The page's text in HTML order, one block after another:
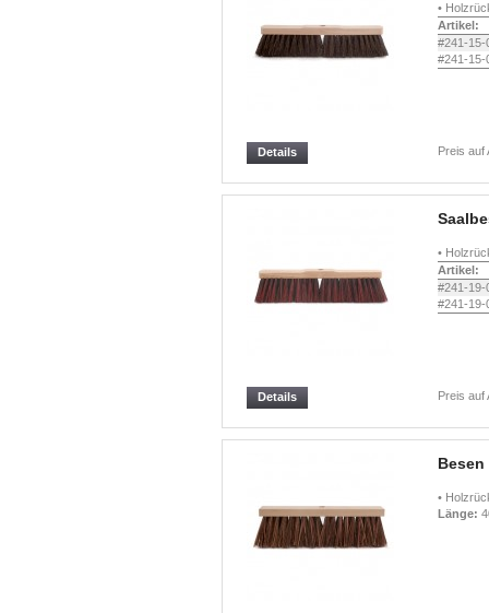
•
Artikel:
#241-15-
#241-15-
Preis auf
Details
•
Artikel:
#241-19-
#241-19-
Preis auf
Details
Besen
•
Länge: